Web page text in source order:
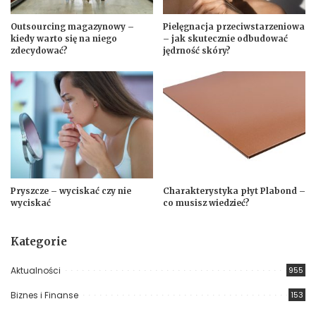
Outsourcing magazynowy –
kiedy warto się na niego
zdecydować?
Pielęgnacja przeciwstarzeniowa
– jak skutecznie odbudować
jędrność skóry?
Pryszcze – wyciskać czy nie
wyciskać
Charakterystyka płyt Plabond –
co musisz wiedzieć?
Kategorie
Aktualności 955
Biznes i Finanse 153